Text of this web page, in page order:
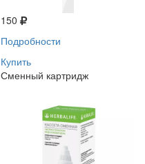
150
Подробности
Купить
Сменный картридж